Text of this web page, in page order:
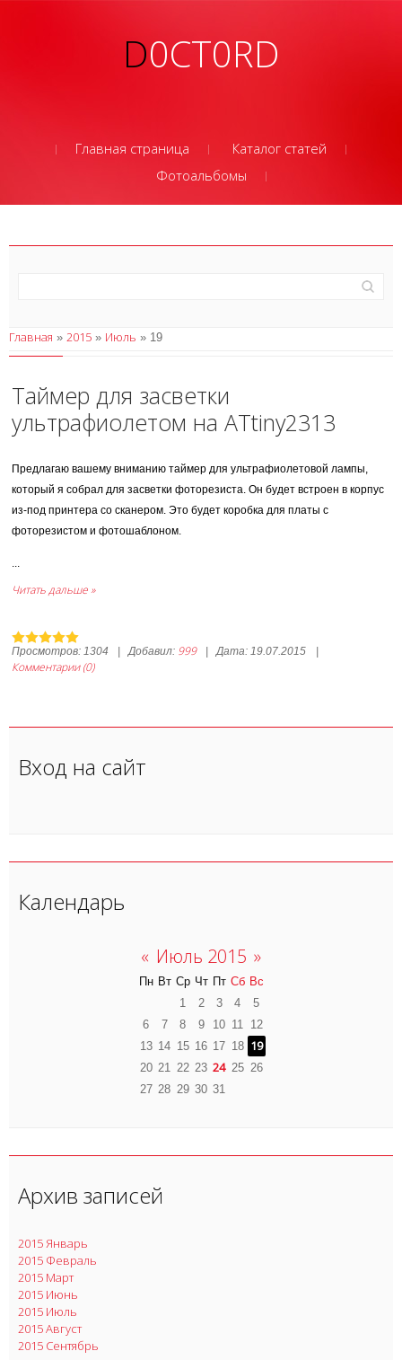
D0CT0RD
Главная страница
Каталог статей
Фотоальбомы
Главная » 2015 » Июль » 19
Таймер для засветки
ультрафиолетом на ATtiny2313
Предлагаю вашему вниманию таймер для ультрафиолетовой лампы,
который я собрал для засветки фоторезиста. Он будет встроен в корпус
из-под принтера со сканером. Это будет коробка для платы с
фоторезистом и фотошаблоном.
...
Читать дальше »
Просмотров: 1304 Добавил: 999 Дата: 19.07.2015
Комментарии (0)
Вход на сайт
Календарь
« Июль 2015 »
Пн Вт Ср Чт Пт Сб Вс
1
2 3 4
5
6
7 8 9 10 11 12
13 14 15 16 17 18 19
20 21 22 23 24 25 26
27 28 29 30 31
Архив записей
2015 Январь
2015 Февраль
2015 Март
2015 Июнь
2015 Июль
2015 Август
2015 Сентябрь